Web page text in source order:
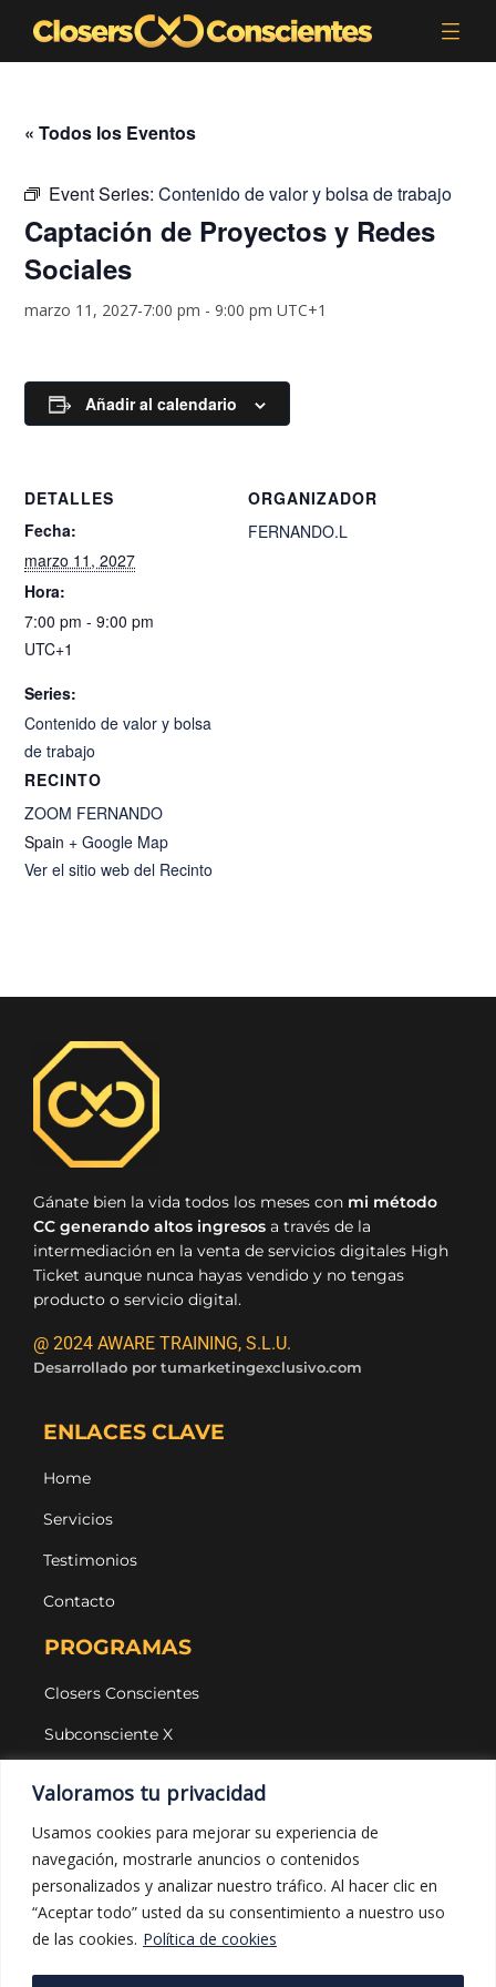
Valoramos tu privacidad
Usamos cookies para mejorar su experiencia de
navegación, mostrarle anuncios o contenidos
personalizados y analizar nuestro tráfico. Al hacer clic en
“Aceptar todo” usted da su consentimiento a nuestro uso
de las cookies. Política de cookies
« Todos los Eventos
Event Series:Contenido de valor y bolsa de trabajo
Captación de Proyectos y Redes
Sociales
marzo 11, 2027-7:00 pm -9:00 pm UTC+1
Añadir al calendario
DETALLES
Fecha:
marzo 11, 2027
Hora:
7:00 pm - 9:00 pm
UTC+1
Series:
Contenido de valor y bolsa
de trabajo
RECINTO
ZOOM FERNANDO
Spain + Google Map
Ver el sitio web del Recinto
ORGANIZADOR
FERNANDO.L
Gánate bien la vida todos los meses con mi método
CC generando altos ingresos a través de la
intermediación en la venta de servicios digitales High
Ticket aunque nunca hayas vendido y no tengas
producto o servicio digital.
@ 2024 AWARE TRAINING, S.L.U.
Desarrollado por tumarketingexclusivo.com
ENLACES CLAVE
Home
Servicios
Testimonios
Contacto
PROGRAMAS
Closers Conscientes
Subconsciente X
LEGAL Y PROTECCIÓN
Aviso legal
Política de privacidad
Política de cookies